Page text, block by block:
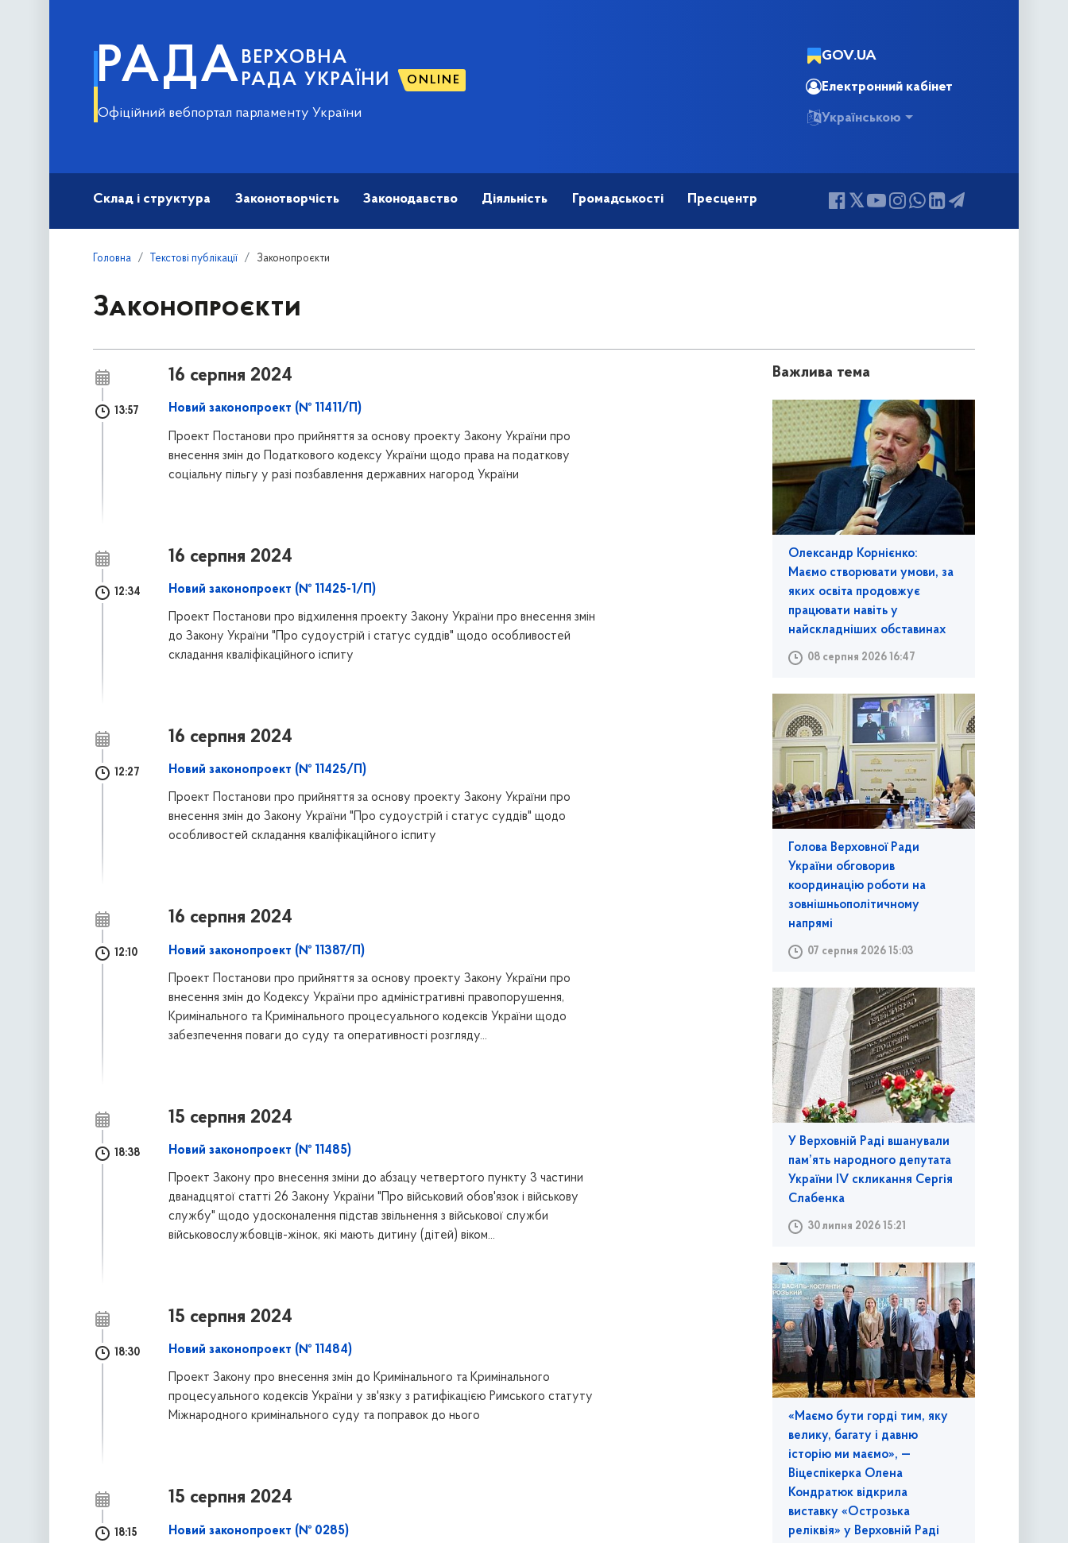
РАДА ВЕРХОВНА
РАДА УКРАЇНИ
ONLINE
Офіційний вебпортал парламенту України
GOV.UA
Електронний кабінет
Українською
Склад і структура Законотворчість Законодавство Діяльність Громадськості Пресцентр
Головна Текстові публікації Законопроєкти
Законопроєкти
16 серпня 2024
13:57 Новий законопроект (№ 11411/П)
Проект Постанови про прийняття за основу проекту Закону України про
внесення змін до Податкового кодексу України щодо права на податкову
соціальну пільгу у разі позбавлення державних нагород України
16 серпня 2024
12:34 Новий законопроект (№ 11425-1/П)
Проект Постанови про відхилення проекту Закону України про внесення змін
до Закону України "Про судоустрій і статус суддів" щодо особливостей
складання кваліфікаційного іспиту
16 серпня 2024
12:27 Новий законопроект (№ 11425/П)
Проект Постанови про прийняття за основу проекту Закону України про
внесення змін до Закону України "Про судоустрій і статус суддів" щодо
особливостей складання кваліфікаційного іспиту
16 серпня 2024
12:10 Новий законопроект (№ 11387/П)
Проект Постанови про прийняття за основу проекту Закону України про
внесення змін до Кодексу України про адміністративні правопорушення,
Кримінального та Кримінального процесуального кодексів України щодо
забезпечення поваги до суду та оперативності розгляду...
15 серпня 2024
18:38 Новий законопроект (№ 11485)
Проект Закону про внесення зміни до абзацу четвертого пункту 3 частини
дванадцятої статті 26 Закону України "Про військовий обов'язок і військову
службу" щодо удосконалення підстав звільнення з військової служби
військовослужбовців-жінок, які мають дитину (дітей) віком...
15 серпня 2024
18:30 Новий законопроект (№ 11484)
Проект Закону про внесення змін до Кримінального та Кримінального
процесуального кодексів України у зв'язку з ратифікацією Римського статуту
Міжнародного кримінального суду та поправок до нього
15 серпня 2024
18:15 Новий законопроект (№ 0285)
Важлива тема
Олександр Корнієнко:
Маємо створювати умови, за
яких освіта продовжує
працювати навіть у
найскладніших обставинах
08 серпня 2026 16:47
Голова Верховної Ради
України обговорив
координацію роботи на
зовнішньополітичному
напрямі
07 серпня 2026 15:03
У Верховній Раді вшанували
пам’ять народного депутата
України IV скликання Сергія
Слабенка
30 липня 2026 15:21
«Маємо бути горді тим, яку
велику, багату і давню
історію ми маємо», —
Віцеспікерка Олена
Кондратюк відкрила
виставку «Острозька
реліквія» у Верховній Раді